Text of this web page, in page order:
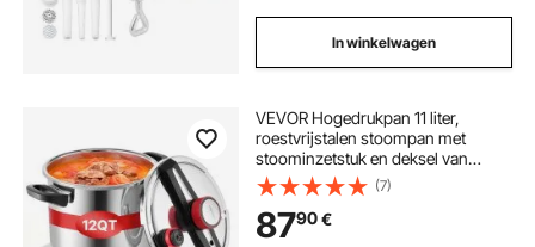
In winkelwagen
VEVOR Hogedrukpan 11 liter,
roestvrijstalen stoompan met
stoominzetstuk en deksel van
gehard glas, en 3 drukstanden voor
vlees, bonen, rijst, soepen en
sauzen. Hogedrukpan tot 100 kPa.
(7)
8790€